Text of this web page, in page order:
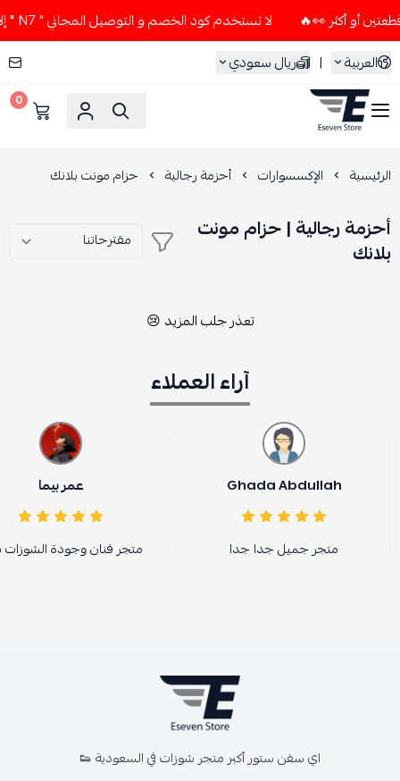
لا تستخدم كود الخصم و التوصيل المجاني " N7 " إلا إذا طلبت قطعتين أو أكثر 👀🔥
العربية
| ريال سعودي
ESEVEN STORE
0
الرئيسية الإكسسوارات أحزمة رجالية حزام مونت بلانك
أحزمة رجالية | حزام مونت
بلانك
تعذر جلب المزيد 😢
آراء العملاء
Ghada Abdullah
متجر جميل جدا جدا
عمر بيما
متجر فنان وجودة الشوزات
اي سفن ستور أكبر متجر شوزات في السعودية 👟